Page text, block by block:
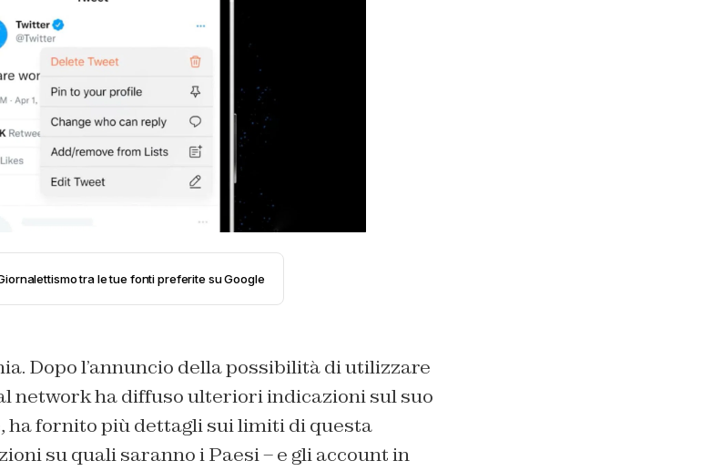
tra le tue fonti preferite su Google
Dopo l’annuncio della possibilità di utilizzare
network ha diffuso ulteriori indicazioni sul suo
ha fornito più dettagli sui limiti di questa
su quali saranno i Paesi – e gli account in